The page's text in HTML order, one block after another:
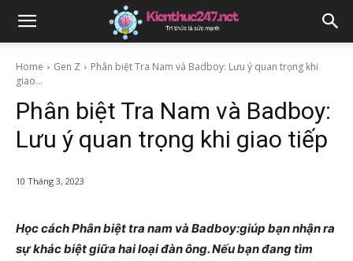
Home Gen Z
Phân biệt Tra Nam và Badboy: Lưu ý quan trọng khi
giao...
Phân biệt Tra Nam và Badboy:
Lưu ý quan trọng khi giao tiếp
10 Tháng 3, 2023
Học cách Phân biệt tra nam và Badboy:giúp bạn nhận ra
sự khác biệt giữa hai loại đàn ông. Nếu bạn đang tìm